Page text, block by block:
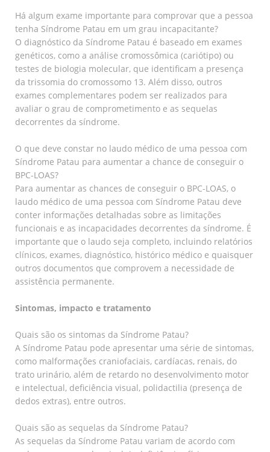
Há algum exame importante para comprovar que a pessoa
tenha Síndrome Patau em um grau incapacitante?
O diagnóstico da Síndrome Patau é baseado em exames
genéticos, como a análise cromossômica (cariótipo) ou
testes de biologia molecular, que identificam a presença
da trissomia do cromossomo 13. Além disso, outros
exames complementares podem ser realizados para
avaliar o grau de comprometimento e as sequelas
decorrentes da síndrome.
O que deve constar no laudo médico de uma pessoa com
Síndrome Patau para aumentar a chance de conseguir o
BPC-LOAS?
Para aumentar as chances de conseguir o BPC-LOAS, o
laudo médico de uma pessoa com Síndrome Patau deve
conter informações detalhadas sobre as limitações
funcionais e as incapacidades decorrentes da síndrome. É
importante que o laudo seja completo, incluindo relatórios
clínicos, exames, diagnóstico, histórico médico e quaisquer
outros documentos que comprovem a necessidade de
assistência permanente.
Sintomas, impacto e tratamento
Quais são os sintomas da Síndrome Patau?
A Síndrome Patau pode apresentar uma série de sintomas,
como malformações craniofaciais, cardíacas, renais, do
trato urinário, além de retardo no desenvolvimento motor
e intelectual, deficiência visual, polidactilia (presença de
dedos extras), entre outros.
Quais são as sequelas da Síndrome Patau?
As sequelas da Síndrome Patau variam de acordo com